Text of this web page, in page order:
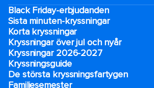
Black Friday-erbjudanden
Sista minuten-kryssningar
Korta kryssningar
Kryssningar över jul och nyår
Kryssningar 2026-2027
Kryssningsguide
De största kryssningsfartygen
Familjesemester